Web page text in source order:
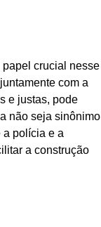
crucial nesse
com a
e justas, pode
não seja sinônimo
a polícia e a
a construção